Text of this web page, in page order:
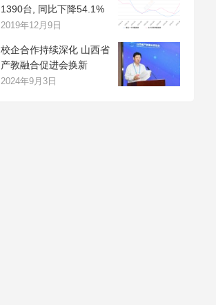
1390台, 同比下降54.1%
2019年12月9日
校企合作持续深化 山西省
产教融合促进会换新
2024年9月3日